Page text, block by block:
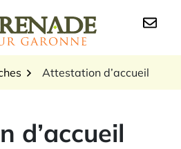
Logo Grenade sur
Attestation d’accueil
d’accueil